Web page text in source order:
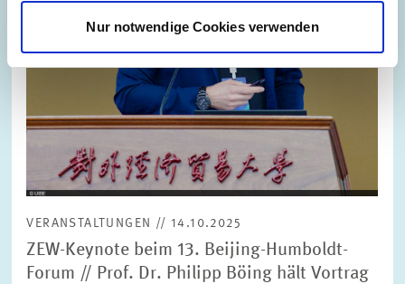
Nur notwendige Cookies verwenden
VERANSTALTUNGEN // 14.10.2025
ZEW-Keynote beim 13. Beijing-Humboldt-
Forum // Prof. Dr. Philipp Böing hält Vortrag